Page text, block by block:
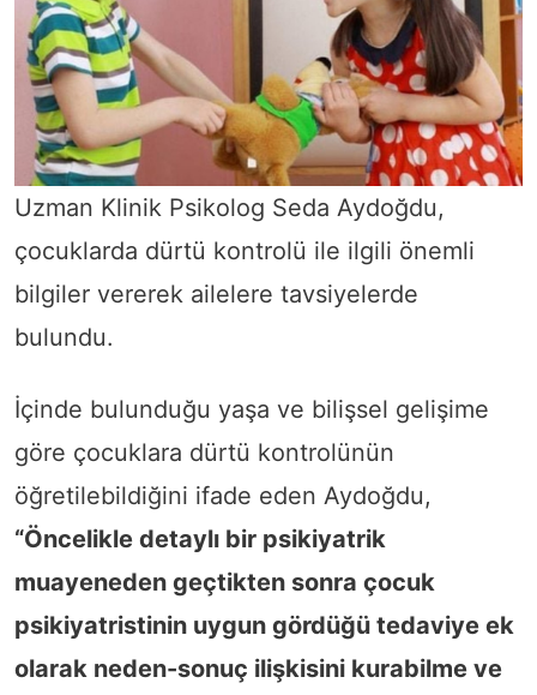
Uzman Klinik Psikolog Seda Aydoğdu,
çocuklarda dürtü kontrolü ile ilgili önemli
bilgiler vererek ailelere tavsiyelerde
bulundu.
İçinde bulunduğu yaşa ve bilişsel gelişime
göre çocuklara dürtü kontrolünün
öğretilebildiğini ifade eden Aydoğdu,
“Öncelikle detaylı bir psikiyatrik
muayeneden geçtikten sonra çocuk
psikiyatristinin uygun gördüğü tedaviye ek
olarak neden-sonuç ilişkisini kurabilme ve